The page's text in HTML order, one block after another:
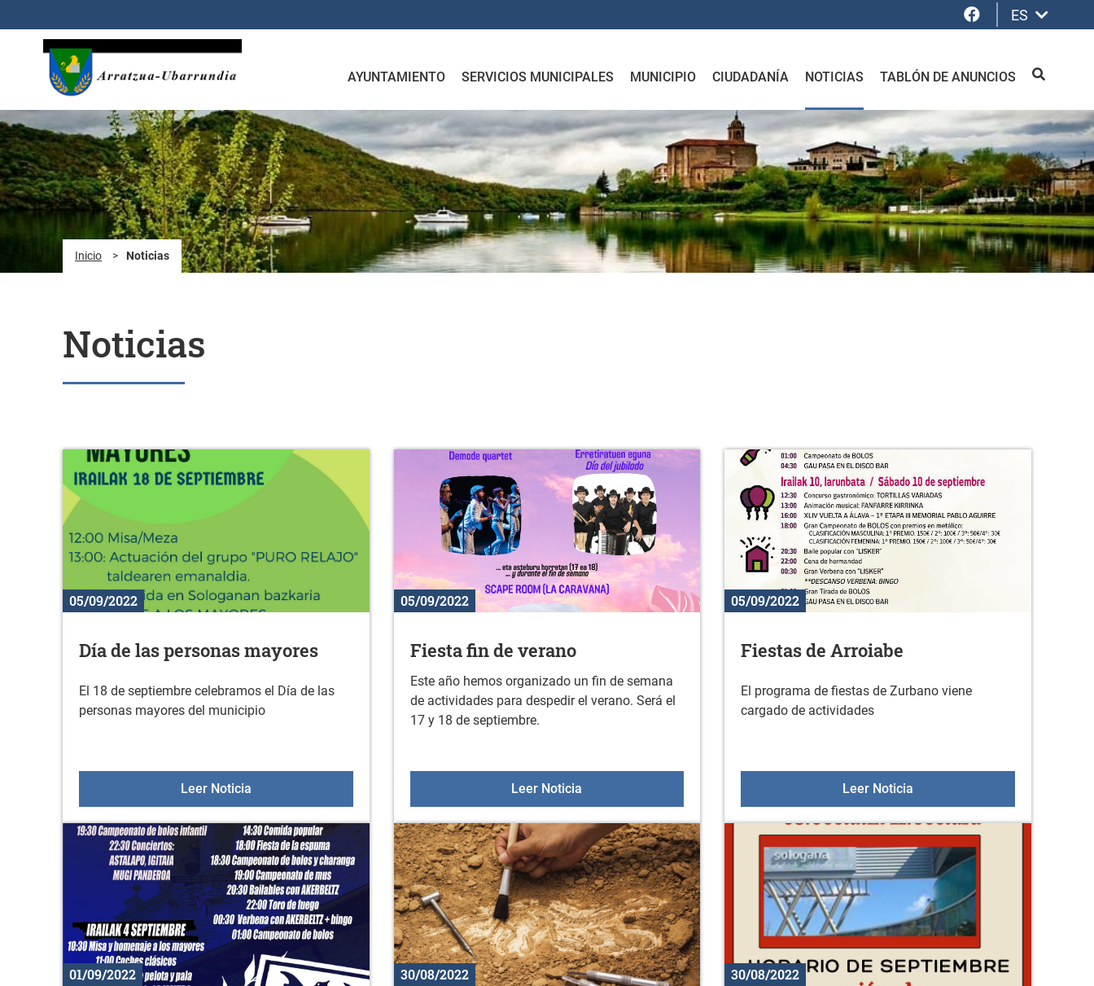
Facebook
ES
AYUNTAMIENTO SERVICIOS MUNICIPALES MUNICIPIO CIUDADANÍA NOTICIAS TABLÓN DE ANUNCIOS BUSCAR
Inicio > Noticias
Noticias
05/09/2022
Día de las personas mayores
El 18 de septiembre celebramos el Día de las
personas mayores del municipio
Leer NoticiaDía de las personas mayores
05/09/2022
Fiesta fin de verano
Este año hemos organizado un fin de semana
de actividades para despedir el verano. Será el
17 y 18 de septiembre.
Leer Noticia
05/09/2022
Fiestas de Arroiabe
El programa de fiestas de Zurbano viene
cargado de actividades
Leer Noticia
01/09/2022 30/08/2022 30/08/2022